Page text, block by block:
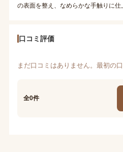
の表面を整え、なめらかな手触りに仕
口コミ評価
まだ口コミはありません。最初の
全0件